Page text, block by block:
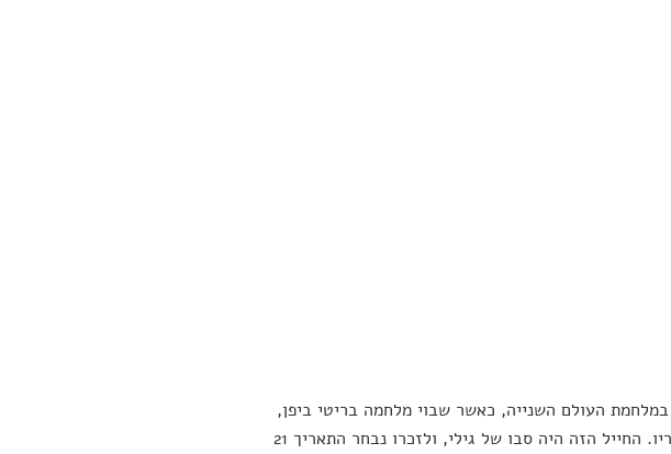
העולם השנייה, כאשר שבוי מלחמה בריטי ביפן,
שהיה עד להפצצה על נגסקי, חזר הביתה עם 21 מחבריו. החייל הזה היה סבו של גילי, ולזכרו נבחר התאריך 21